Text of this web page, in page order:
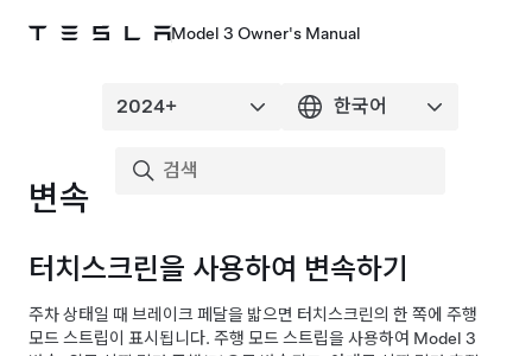
Model 3 Owner's Manual
변속
터치스크린을 사용하여 변속하기
주차 상태일 때 브레이크 페달을 밟으면 터치스크린의 한 쪽에 주행
모드 스트립이 표시됩니다. 주행 모드 스트립을 사용하여 Model 3